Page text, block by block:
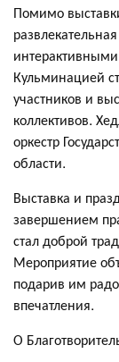
Помимо
Кульминацией
участников и
коллективов.
оркестр
области.
Выставка и
завершением
стал доброй
Мероприятие
подарив им
впечатления.
О